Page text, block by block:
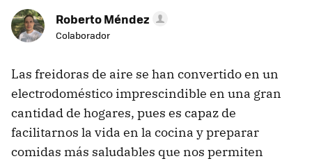
Roberto Méndez
Colaborador
Las freidoras de aire se han convertido en un
electrodoméstico imprescindible en una gran
cantidad de hogares, pues es capaz de
facilitarnos la vida en la cocina y preparar
comidas más saludables que nos permiten